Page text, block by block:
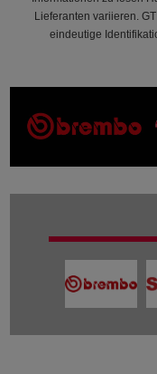
Lieferanten variieren.
eindeutige